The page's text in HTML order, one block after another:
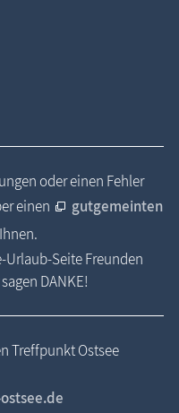
oder einen Fehler
einen
gutgemeinten
Urlaub-Seite Freunden
DANKE!
Treffpunkt Ostsee